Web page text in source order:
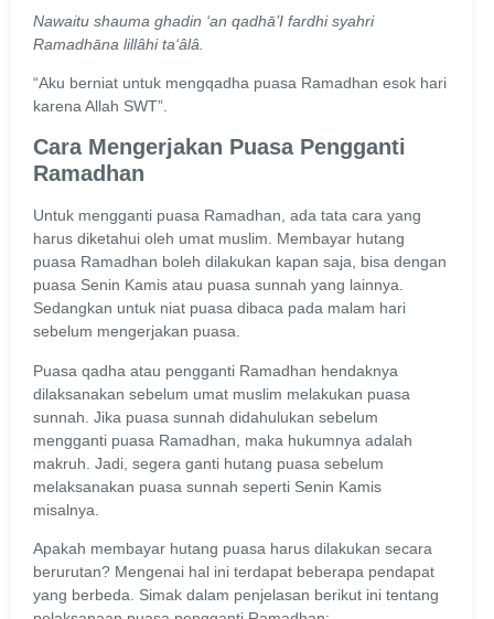
Nawaitu shauma ghadin ‘an qadhā’I fardhi syahri
Ramadhāna lillâhi ta‘âlâ.
“Aku berniat untuk mengqadha puasa Ramadhan esok hari
karena Allah SWT”.
Cara Mengerjakan Puasa Pengganti
Ramadhan
Untuk mengganti puasa Ramadhan, ada tata cara yang
harus diketahui oleh umat muslim. Membayar hutang
puasa Ramadhan boleh dilakukan kapan saja, bisa dengan
puasa Senin Kamis atau puasa sunnah yang lainnya.
Sedangkan untuk niat puasa dibaca pada malam hari
sebelum mengerjakan puasa.
Puasa qadha atau pengganti Ramadhan hendaknya
dilaksanakan sebelum umat muslim melakukan puasa
sunnah. Jika puasa sunnah didahulukan sebelum
mengganti puasa Ramadhan, maka hukumnya adalah
makruh. Jadi, segera ganti hutang puasa sebelum
melaksanakan puasa sunnah seperti Senin Kamis
misalnya.
Apakah membayar hutang puasa harus dilakukan secara
berurutan? Mengenai hal ini terdapat beberapa pendapat
yang berbeda. Simak dalam penjelasan berikut ini tentang